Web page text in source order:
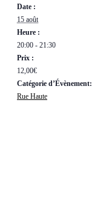
Date :
15 août
Heure :
20:00 - 21:30
Prix :
12,00€
Catégorie d’Évènement:
Rue Haute